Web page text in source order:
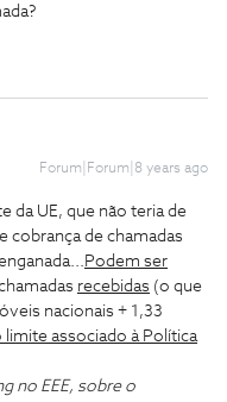
Forum|Forum|8 years ago
da UE, que não teria de
cobrança de chamadas
Podem ser
recebidas (o que
nacionais + 1,33
limite associado à Política
no EEE, sobre o